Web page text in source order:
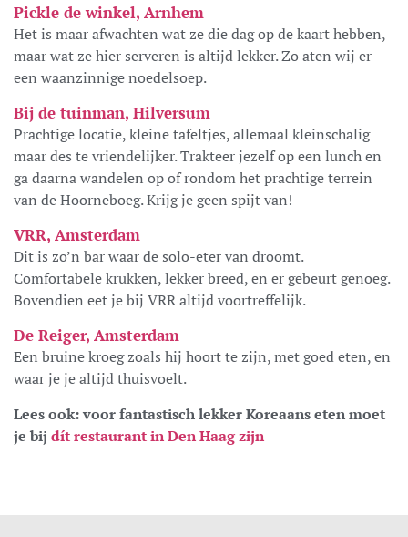
Pickle de winkel, Arnhem
Het is maar afwachten wat ze die dag op de kaart hebben,
maar wat ze hier serveren is altijd lekker. Zo aten wij er
een waanzinnige noedelsoep.
Bij de tuinman, Hilversum
Prachtige locatie, kleine tafeltjes, allemaal kleinschalig
maar des te vriendelijker. Trakteer jezelf op een lunch en
ga daarna wandelen op of rondom het prachtige terrein
van de Hoorneboeg. Krijg je geen spijt van!
VRR, Amsterdam
Dit is zo’n bar waar de solo-eter van droomt.
Comfortabele krukken, lekker breed, en er gebeurt genoeg.
Bovendien eet je bij VRR altijd voortreffelijk.
De Reiger, Amsterdam
Een bruine kroeg zoals hij hoort te zijn, met goed eten, en
waar je je altijd thuisvoelt.
Lees ook: voor fantastisch lekker Koreaans eten moet
je bij dít restaurant in Den Haag zijn